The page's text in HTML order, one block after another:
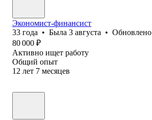
Экономист-финансист
33 года • Была 3 августа • Обновлено
80 000 ₽
Активно ищет работу
Общий опыт
12 лет 7 месяцев